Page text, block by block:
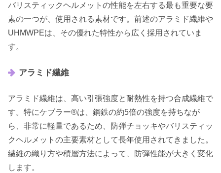
バリスティックヘルメットの性能を左右する最も重要な要
素の一つが、使用される素材です。前述のアラミド繊維や
UHMWPEは、その優れた特性から広く採用されていま
す。
アラミド繊維
アラミド繊維は、高い引張強度と耐熱性を持つ合成繊維で
す。特にケブラー®は、鋼鉄の約5倍の強度を持ちなが
ら、非常に軽量であるため、防弾チョッキやバリスティッ
クヘルメットの主要素材として長年使用されてきました。
繊維の織り方や積層方法によって、防弾性能が大きく変化
します。